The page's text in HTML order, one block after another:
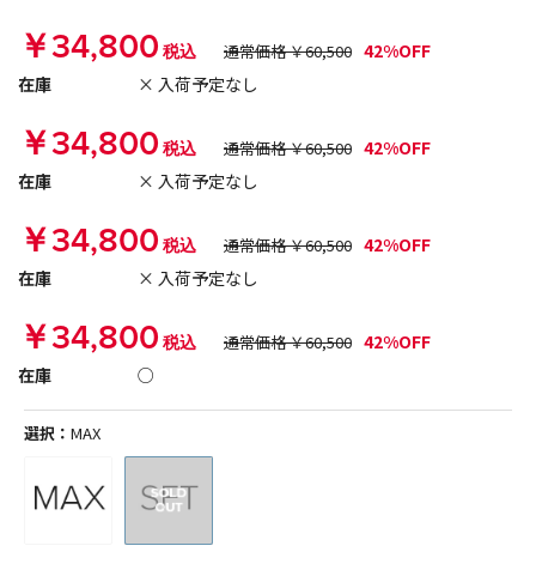
￥34,800税込 通常価格 ￥60,500 42%OFF
在庫
× 入荷予定なし
￥34,800税込 通常価格 ￥60,500 42%OFF
在庫
× 入荷予定なし
￥34,800税込 通常価格 ￥60,500 42%OFF
在庫
× 入荷予定なし
￥34,800税込 通常価格 ￥60,500 42%OFF
在庫
○
選択： MAX